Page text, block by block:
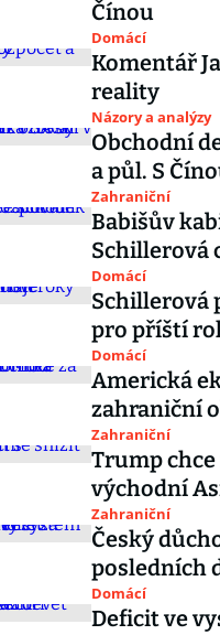
Čínou
Domácí
Komentář
reality
Názory a analýzy
Obchodní
a půl. S
Zahraniční
Babišův
Schillerová
Domácí
Schillerová
pro příští
Domácí
Americká
zahraniční
Zahraniční
Trump
východní
Zahraniční
Český
posledních
Domácí
Deficit ve